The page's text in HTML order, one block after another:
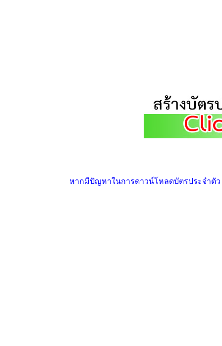
หากมีปัญหาในการดาวน์โหลดบัตรประจำตัว